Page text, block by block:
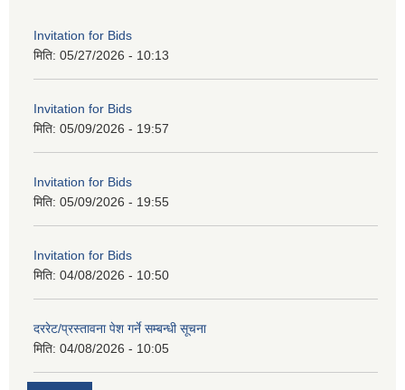
Invitation for Bids
मिति: 05/27/2026 - 10:13
Invitation for Bids
मिति: 05/09/2026 - 19:57
Invitation for Bids
मिति: 05/09/2026 - 19:55
Invitation for Bids
मिति: 04/08/2026 - 10:50
दररेट/प्रस्तावना पेश गर्ने सम्बन्धी सूचना
मिति: 04/08/2026 - 10:05